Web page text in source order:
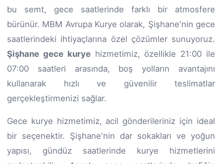
bu semt, gece saatlerinde farklı bir atmosfere
bürünür. MBM Avrupa Kurye olarak, Şişhane'nin gece
saatlerindeki ihtiyaçlarına özel çözümler sunuyoruz.
Şişhane gece kuryehizmetimiz, özellikle 21:00 ile
07:00 saatleri arasında, boş yolların avantajını
kullanarak hızlı ve güvenilir teslimatlar
gerçekleştirmenizi sağlar.
Gece kurye hizmetimiz, acil gönderileriniz için ideal
bir seçenektir. Şişhane'nin dar sokakları ve yoğun
yapısı, gündüz saatlerinde kurye hizmetlerini